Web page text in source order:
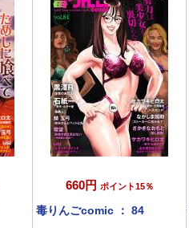
660円 ポイント15％
毒りんごcomic ： 84